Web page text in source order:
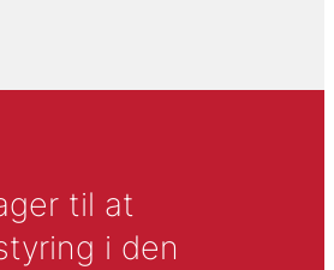
til at
i den